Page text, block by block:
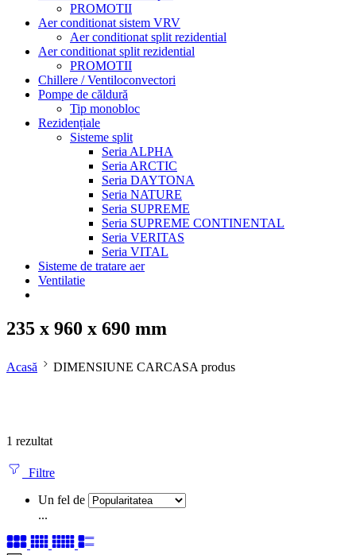
PROMOTII
Aer conditionat sistem VRV
Aer conditionat split rezidential
Aer conditionat split rezidential
PROMOTII
Chillere / Ventiloconvectori
Pompe de căldură
Tip monobloc
Rezidențiale
Sisteme split
Seria ALPHA
Seria ARCTIC
Seria DAYTONA
Seria NATURE
Seria SUPREME
Seria SUPREME CONTINENTAL
Seria VERITAS
Seria VITAL
Sisteme de tratare aer
Ventilatie
235 x 960 x 690 mm
Acasă DIMENSIUNE CARCASA produs
1 rezultat
Filtre
Un fel de
...